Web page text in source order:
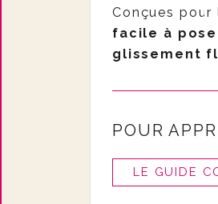
Conçues pour
facile à
glissement
POUR
LE GUIDE